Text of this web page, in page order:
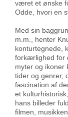
været et ønske
Odde, hvori en
Med sin
m.m., henter
konturtegnede,
forkærlighed for
myter og ikoner
tider og genrer,
fascination af
et
hans billeder
filmen,